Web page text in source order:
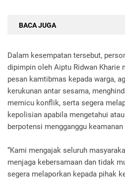
BACA JUGA
Dalam kesempatan tersebut,
dipimpin oleh Aiptu Ridwan Kharie
pesan kamtibmas kepada warga,
kerukunan antar sesama,
memicu konflik, serta segera
kepolisian apabila mengetahui
berpotensi mengganggu
“Kami mengajak seluruh
menjaga kebersamaan dan tidak
segera melaporkan kepada pihak